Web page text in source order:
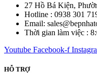
27 Hồ Bá Kiện,
Hotline : 0938 301
Email:
Thời gian làm việc :
Youtube Facebook-f
HỖ TRỢ